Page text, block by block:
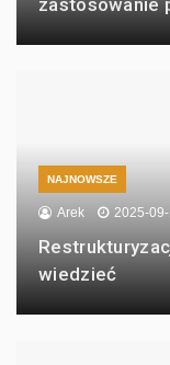
NAJNOWSZE
Arek 2025-
wiedzieć